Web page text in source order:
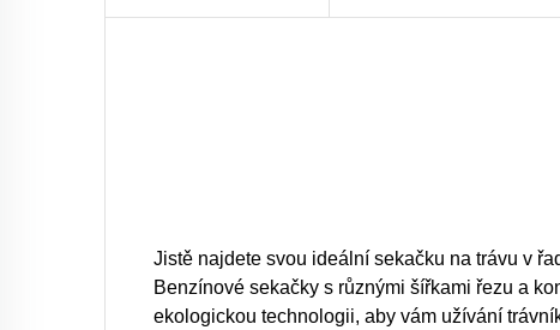
Jistě najdete svou ideální sekačku na trávu v
Benzínové sekačky s různými šířkami řezu a
ekologickou technologii, aby vám užívání